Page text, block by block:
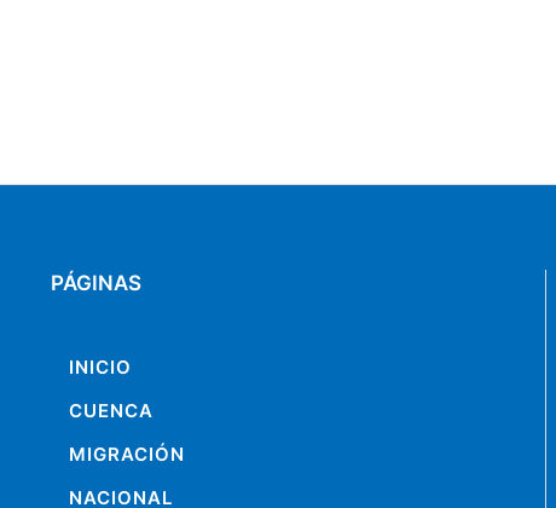
PÁGINAS
INICIO
CUENCA
MIGRACIÓN
NACIONAL